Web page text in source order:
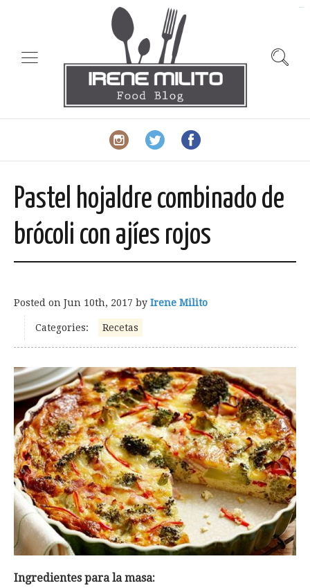
Pastel hojaldre combinado de
brócoli con ajíes rojos
Posted on Jun 10th, 2017 by Irene Milito
Categories: Recetas
Ingredientes para la masa: